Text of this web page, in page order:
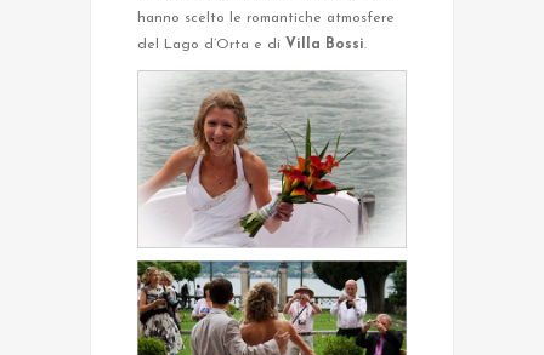
hanno scelto le romantiche atmosfere
del Lago d’Orta e di Villa Bossi.